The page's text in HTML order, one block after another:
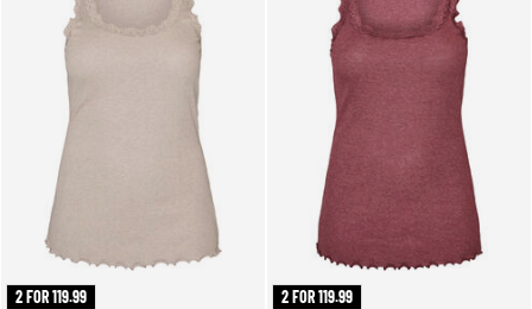
2 FOR 119.99 2 FOR 119.99